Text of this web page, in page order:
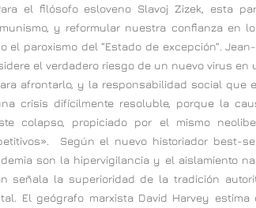
el filósofo esloveno Slavoj Zizek, esta
y reformular nuestra confianza en
el paroxismo del “Estado de excepción”.
el verdadero riesgo de un nuevo virus
afrontarlo, y la responsabilidad social que
crisis difícilmente resoluble, porque la
colapso, propiciado por el mismo
Según el nuevo historiador best-
son la hipervigilancia y el aislamiento
señala la superioridad de la tradición
El geógrafo marxista David Harvey